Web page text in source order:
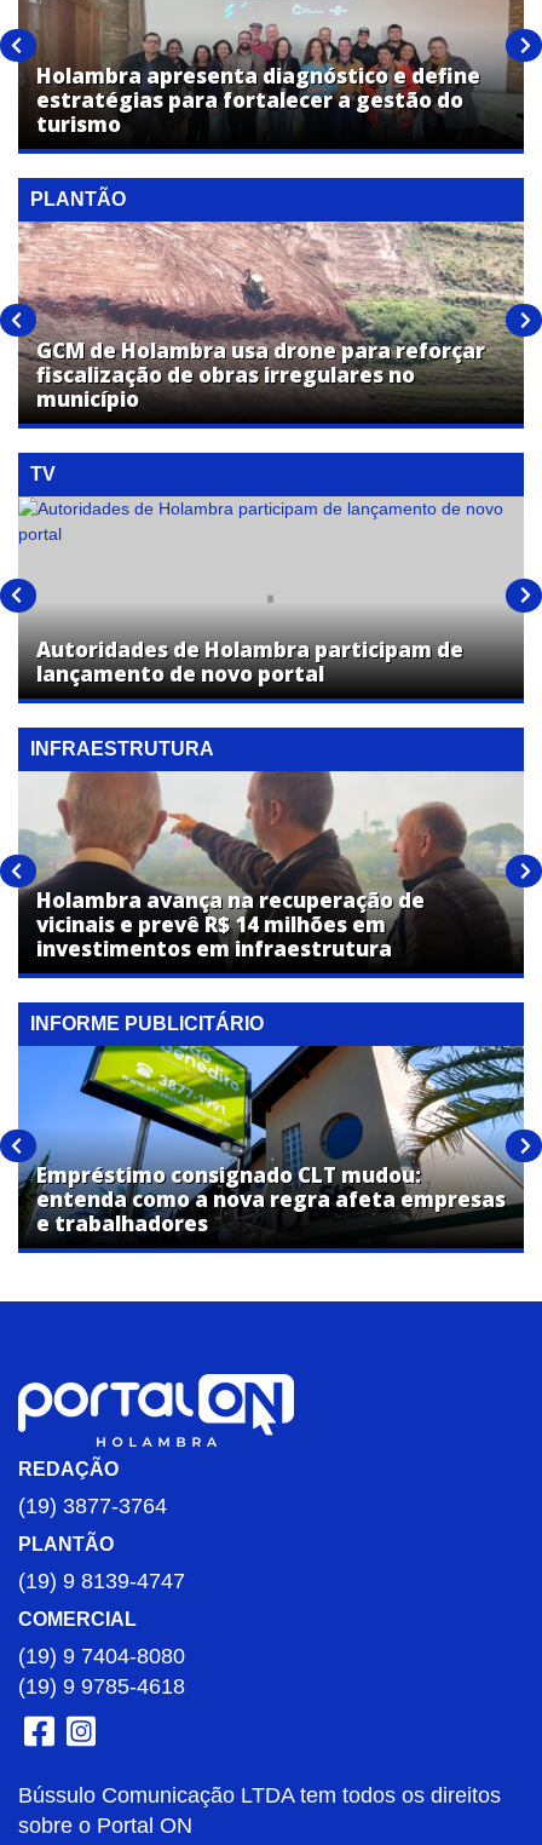
Holambra apresenta diagnóstico e define
estratégias para fortalecer a gestão do
turismo
PLANTÃO
GCM de Holambra usa drone para reforçar
fiscalização de obras irregulares no
município
TV
Autoridades de Holambra participam de
lançamento de novo portal
INFRAESTRUTURA
Holambra avança na recuperação de
vicinais e prevê R$ 14 milhões em
investimentos em infraestrutura
INFORME PUBLICITÁRIO
Empréstimo consignado CLT mudou:
entenda como a nova regra afeta empresas
e trabalhadores
REDAÇÃO
(19) 3877-3764
PLANTÃO
(19) 9 8139-4747
COMERCIAL
(19) 9 7404-8080
(19) 9 9785-4618
Bússulo Comunicação LTDA tem todos os direitos
sobre o Portal ON